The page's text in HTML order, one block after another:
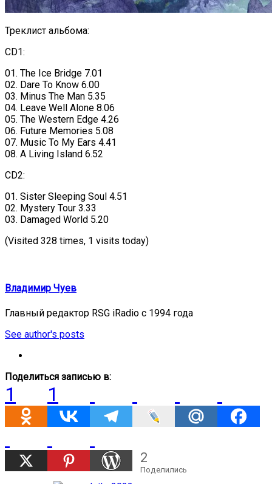
Треклист альбома:
CD1:
01. The Ice Bridge 7.01
02. Dare To Know 6.00
03. Minus The Man 5.35
04. Leave Well Alone 8.06
05. The Western Edge 4.26
06. Future Memories 5.08
07. Music To My Ears 4.41
08. A Living Island 6.52
CD2:
01. Sister Sleeping Soul 4.51
02. Mystery Tour 3.33
03. Damaged World 5.20
(Visited 328 times, 1 visits today)
Владимир Чуев
Главный редактор RSG iRadio с 1994 года
See author's posts
Поделиться записью в:
1 1
2
Поделились